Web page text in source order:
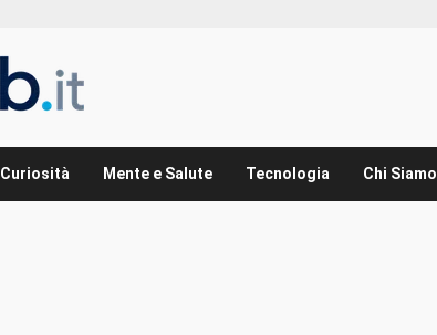
Curiosità Mente e Salute Tecnologia Chi Siamo